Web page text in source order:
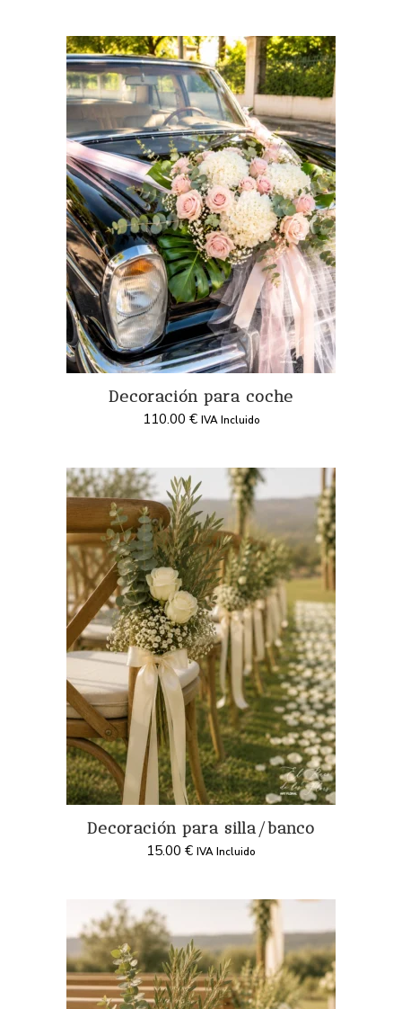
Decoración para coche
110.00 € IVA Incluido
Decoración para silla/banco
15.00 € IVA Incluido